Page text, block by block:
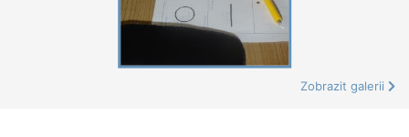
Zobrazit galerii